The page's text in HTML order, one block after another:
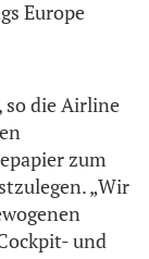
Europe
so die Airline
zum
„Wir
und